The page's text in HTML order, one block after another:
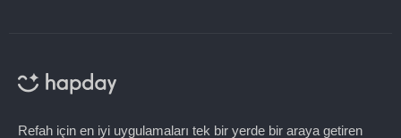
Refah için en iyi uygulamaları tek bir yerde bir araya getiren